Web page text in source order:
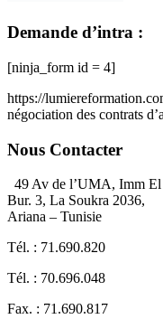
Demande d’intra :
[ninja_form id = 4]
https://
négociation des contrats
Nous Contacter
49 Av de l’UMA, Imm El
Bur. 3, La Soukra 2036,
Ariana – Tunisie
Tél. : 71.690.820
Tél. : 70.696.048
Fax. : 71.690.817